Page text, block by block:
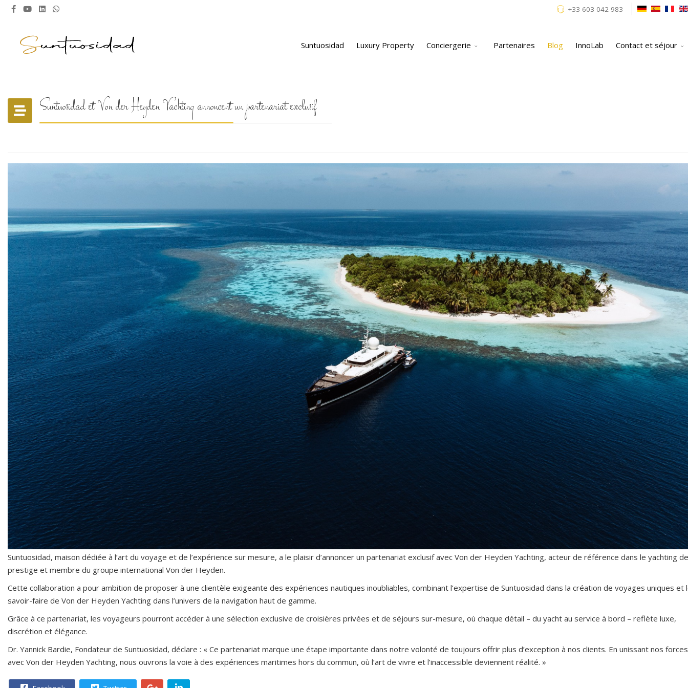
+33 603 042 983
Suntuosidad Luxury Property Conciergerie Partenaires Blog InnoLab Contact et séjour
Suntuosidad et Von der Heyden Yachting annoncent un partenariat exclusif
Suntuosidad, maison dédiée à l’art du voyage et de l’expérience sur mesure, a le plaisir d’annoncer un partenariat exclusif avec Von der Heyden Yachting, acteur de référence dans le yachting de
prestige et membre du groupe international Von der Heyden.
Cette collaboration a pour ambition de proposer à une clientèle exigeante des expériences nautiques inoubliables, combinant l’expertise de Suntuosidad dans la création de voyages uniques et
savoir-faire de Von der Heyden Yachting dans l’univers de la navigation haut de gamme.
Grâce à ce partenariat, les voyageurs pourront accéder à une sélection exclusive de croisières privées et de séjours sur-mesure, où chaque détail – du yacht au service à bord – reflète luxe,
discrétion et élégance.
Dr. Yannick Bardie, Fondateur de Suntuosidad, déclare : « Ce partenariat marque une étape importante dans notre volonté de toujours offrir plus d’exception à nos clients. En unissant nos forces
avec Von der Heyden Yachting, nous ouvrons la voie à des expériences maritimes hors du commun, où l’art de vivre et l’inaccessible deviennent réalité. »